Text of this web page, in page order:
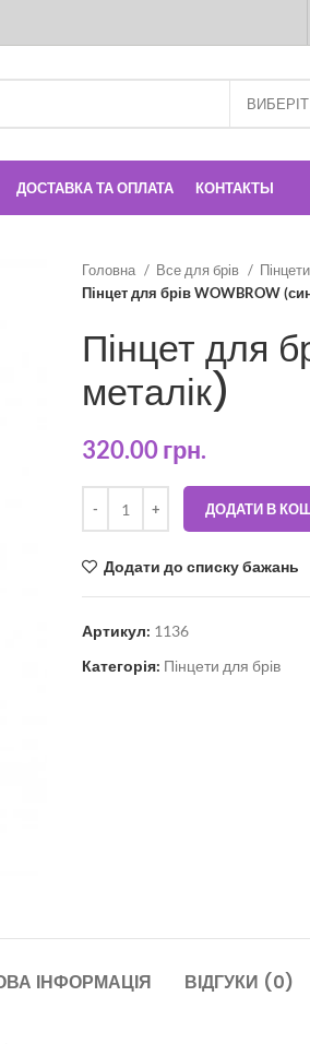
ДОСТАВКА ТА ОПЛАТА КОНТАКТЫ
Головна Все для брів
Пінцет для брів WOWBROW
Пінцет для
металік)
320.00грн.
ДОДАТИ В
Додати до списку бажань
Артикул: 1136
Категорія: Пінцети для брів
ІНФОРМАЦІЯ ВІДГУКИ (0)